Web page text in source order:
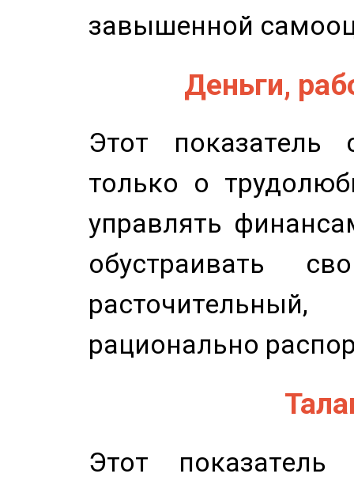
завышенной
Деньги,
Этот показатель
только о
управлять
обустраивать
рационально
Этот показатель